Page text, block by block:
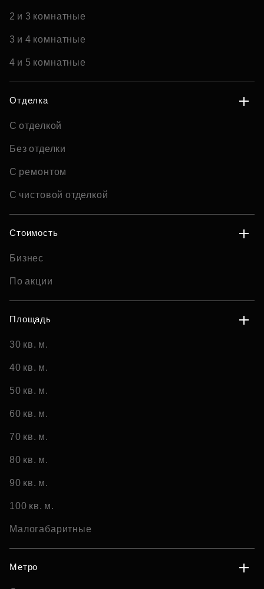
2 и 3 комнатные
3 и 4 комнатные
4 и 5 комнатные
Отделка
С отделкой
Без отделки
С ремонтом
С чистовой отделкой
Стоимость
Бизнес
По акции
Площадь
30 кв. м.
40 кв. м.
50 кв. м.
60 кв. м.
70 кв. м.
80 кв. м.
90 кв. м.
100 кв. м.
Малогабаритные
Метро